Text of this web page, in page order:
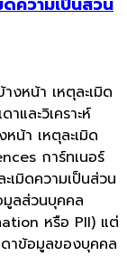
หน้า เหตุละเมิด
และวิเคราะห์
น้า เหตุละเมิด
การ์ทเนอร์
มิดความเป็นส่วน
มูลส่วนบุคคล
หรือ PII) แต่
ดาข้อมูลของบุคคล